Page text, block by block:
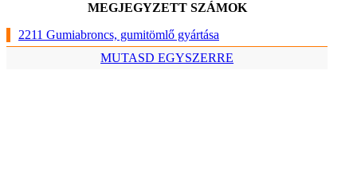
MEGJEGYZETT SZÁMOK
2211 Gumiabroncs, gumitömlő gyártása
MUTASD EGYSZERRE